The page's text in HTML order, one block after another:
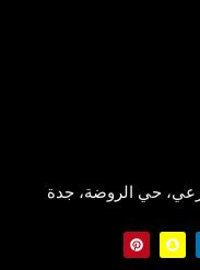
حي الروضة، جدة